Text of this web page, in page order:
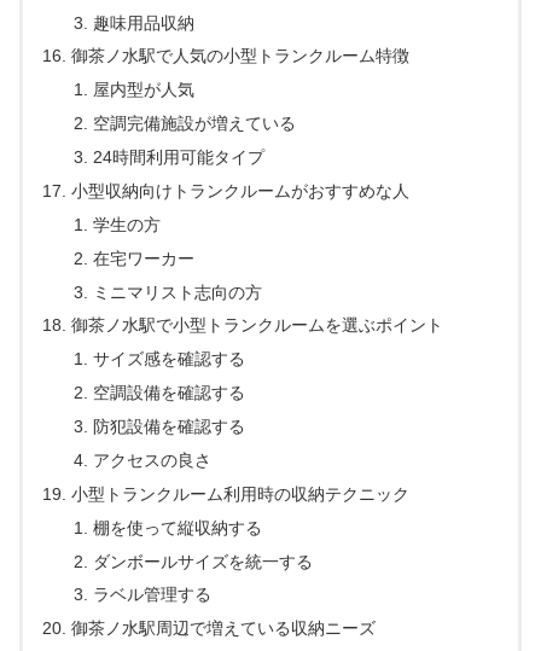
趣味用品収納
御茶ノ水駅で人気の小型トランクルーム特徴
屋内型が人気
空調完備施設が増えている
24時間利用可能タイプ
小型収納向けトランクルームがおすすめな人
学生の方
在宅ワーカー
ミニマリスト志向の方
御茶ノ水駅で小型トランクルームを選ぶポイント
サイズ感を確認する
空調設備を確認する
防犯設備を確認する
アクセスの良さ
小型トランクルーム利用時の収納テクニック
棚を使って縦収納する
ダンボールサイズを統一する
ラベル管理する
御茶ノ水駅周辺で増えている収納ニーズ